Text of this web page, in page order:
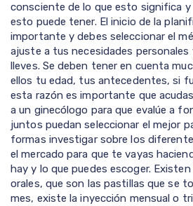
consciente de lo que esto significa y
esto puede tener. El inicio de la
importante y debes seleccionar el
ajuste a tus necesidades personales
lleves. Se deben tener en cuenta
ellos tu edad, tus antecedentes, si
esta razón es importante que
a un ginecólogo para que evalúe a
juntos puedan seleccionar el mejor
formas investigar sobre los
el mercado para que te vayas
hay y lo que puedes escoger.
orales, que son las pastillas que se
mes, existe la inyección mensual o